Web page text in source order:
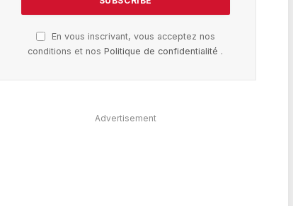
En vous inscrivant, vous acceptez nos
conditions et nosPolitique de confidentialité .
Advertisement